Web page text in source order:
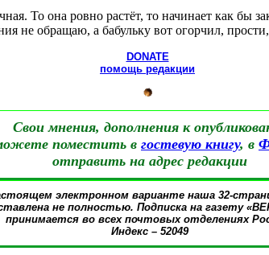
То она ровно растёт, то начинает как бы
не обращаю, а бабульку вот огорчил,
DONATE
помощь редакции
Свои мнения, дополнения к
поместить в гостевую книгу, в
отправить на адрес редакции
электронном варианте наша 32-
не полностью. Подписка на газету
принимается во всех почтовых отделениях
Индекс – 52049